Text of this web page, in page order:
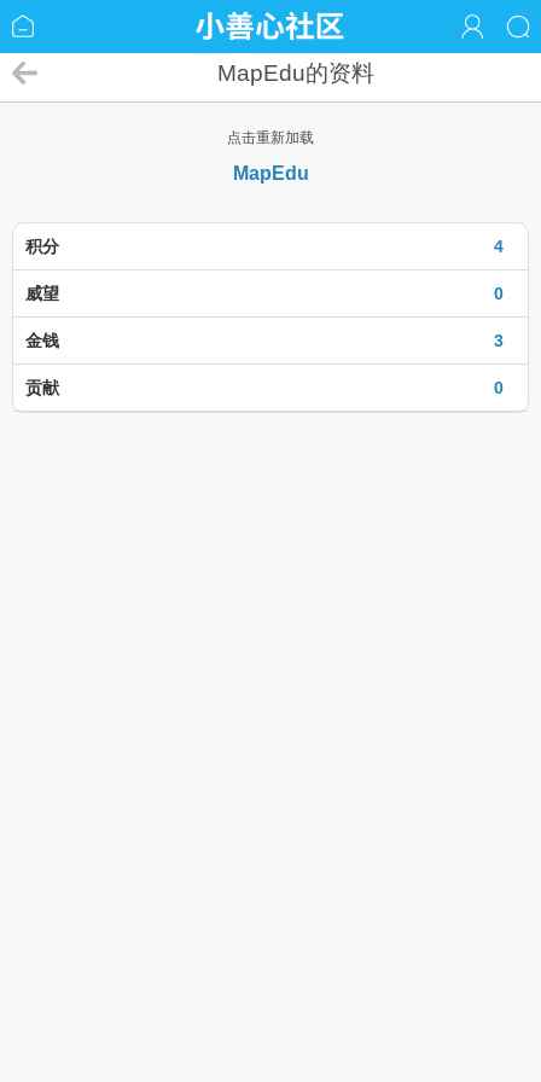
MapEdu的资料
点击重新加载
MapEdu
4
积分
0
威望
3
金钱
0
贡献